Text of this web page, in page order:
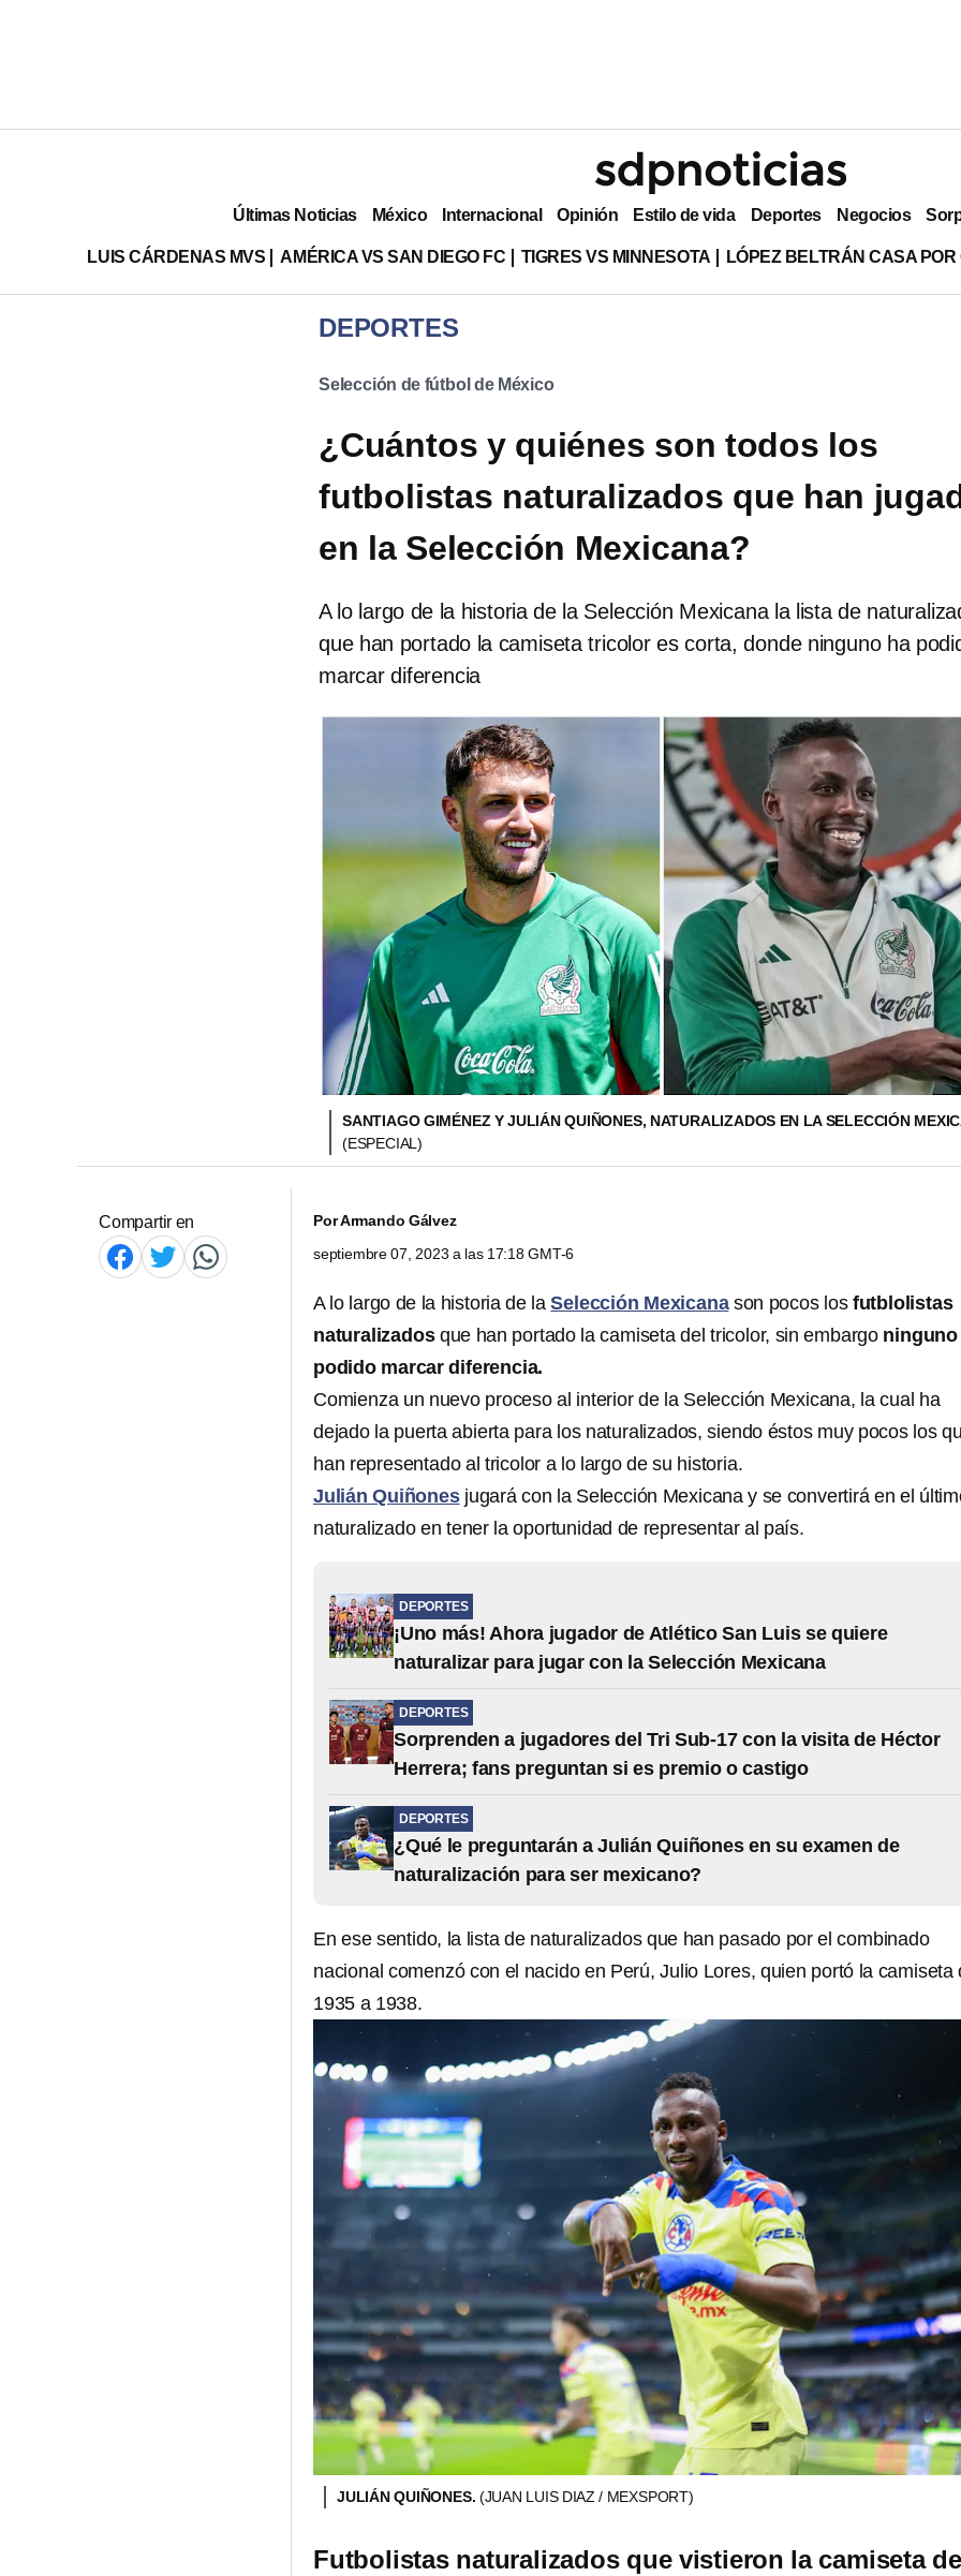
Últimas Noticias México Internacional Opinión Estilo de vida Deportes Negocios
LUIS CÁRDENAS MVS AMÉRICA VS SAN DIEGO FC TIGRES VS MINNESOTA LÓPEZ BELTRÁN CASA
DEPORTES
Selección de fútbol de México
¿Cuántos y quiénes son todos los
futbolistas naturalizados que han
en la Selección Mexicana?
A lo largo de la historia de la Selección Mexicana la lista de
que han portado la camiseta tricolor es corta, donde ninguno ha
marcar diferencia
SANTIAGO GIMÉNEZ Y JULIÁN QUIÑONES, NATURALIZADOS EN LA SELECCIÓN
(ESPECIAL)
Compartir en PorArmando Gálvez
septiembre 07, 2023 a las 17:18 GMT-6
A lo largo de la historia de laSelección Mexicanason pocos los futblolistas
naturalizadosque han portado la camiseta del tricolor, sin embargo ninguno
podido marcar diferencia.
Comienza un nuevo proceso al interior de la Selección Mexicana, la cual ha
dejado la puerta abierta para los naturalizados, siendo éstos muy pocos los
han representado al tricolor a lo largo de su historia.
Julián Quiñonesjugará con la Selección Mexicana y se convertirá en el
naturalizado en tener la oportunidad de representar al país.
DEPORTES
¡Uno más! Ahora jugador de Atlético San Luis se quiere
naturalizar para jugar con la Selección Mexicana
DEPORTES
Sorprenden a jugadores del Tri Sub-17 con la visita de Héctor
Herrera; fans preguntan si es premio o castigo
DEPORTES
¿Qué le preguntarán a Julián Quiñones en su examen de
naturalización para ser mexicano?
En ese sentido, la lista de naturalizados que han pasado por el combinado
nacional comenzó con el nacido en Perú, Julio Lores, quien portó la camiseta
1935 a 1938.
JULIÁN QUIÑONES. (JUAN LUIS DIAZ / MEXSPORT)
Futbolistas naturalizados que vistieron la camiseta de